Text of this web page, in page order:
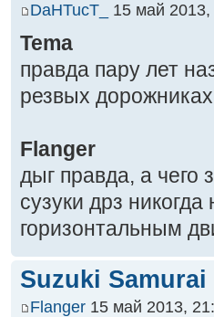
DaHTucT_ 15 май 2013,
Tema
правда пару лет
резвых
Flanger
дыг правда, а чего
сузуки дрз
горизонтальным
Suzuki
Flanger 15 май 2013,